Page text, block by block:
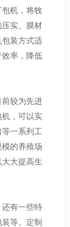
机，将牧
实、膜材
装方式适
效率，降低
较为先进
，可以实
一系列工
的养殖场
大提高生
有一些特
等。定制